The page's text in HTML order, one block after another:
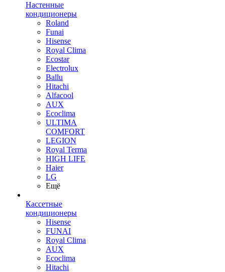
Настенные
кондиционеры
Roland
Funai
Hisense
Royal Clima
Ecostar
Electrolux
Ballu
Hitachi
Alfacool
AUX
Ecoclima
ULTIMA
COMFORT
LEGION
Royal Terma
HIGH LIFE
Haier
LG
Ещё
Кассетные
кондиционеры
Hisense
FUNAI
Royal Clima
AUX
Ecoclima
Hitachi